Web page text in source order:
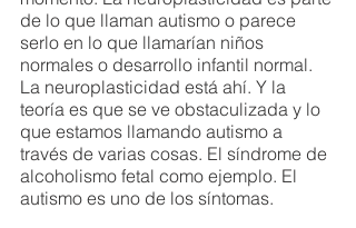
de lo que llaman autismo o parece
serlo en lo que llamarían niños
normales o desarrollo infantil normal.
La neuroplasticidad está ahí. Y la
teoría es que se ve obstaculizada y lo
que estamos llamando autismo a
través de varias cosas. El síndrome de
alcoholismo fetal como ejemplo. El
autismo es uno de los síntomas.